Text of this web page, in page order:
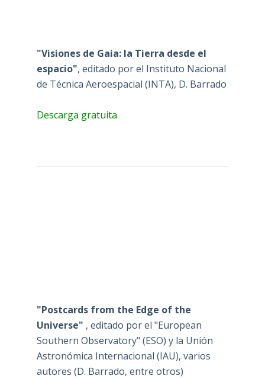
"Visiones de Gaia: la Tierra desde el
espacio", editado por el Instituto Nacional
de Técnica Aeroespacial (INTA), D. Barrado
Descarga gratuita
"Postcards from the Edge of the
Universe" , editado por el "European
Southern Observatory" (ESO) y la Unión
Astronómica Internacional (IAU), varios
autores (D. Barrado, entre otros)